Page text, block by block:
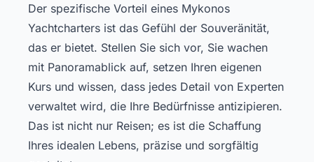
Der spezifische Vorteil eines Mykonos
Yachtcharters ist das Gefühl der Souveränität,
das er bietet. Stellen Sie sich vor, Sie wachen
mit Panoramablick auf, setzen Ihren eigenen
Kurs und wissen, dass jedes Detail von Experten
verwaltet wird, die Ihre Bedürfnisse antizipieren.
Das ist nicht nur Reisen; es ist die Schaffung
Ihres idealen Lebens, präzise und sorgfältig